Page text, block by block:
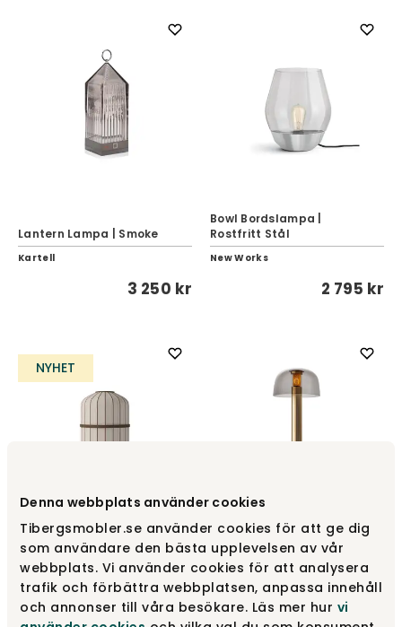
Denna webbplats använder cookies
Tibergsmobler.se använder cookies för att ge dig
som användare den bästa upplevelsen av vår
webbplats. Vi använder cookies för att analysera
trafik och förbättra webbplatsen, anpassa innehåll
och annonser till våra besökare. Läs mer hur vi
Lantern Lampa | Smoke
Kartell
3 250 kr
Bowl Bordslampa |
Rostfritt Stål
New Works
2 795 kr
NYHET
Lucén Bordslampa |
Mörkoljad Ek
BOLIA
11 165 kr
Humble Two Bordslampa |
Guld | Rökt Glas
Humble
2 150 kr